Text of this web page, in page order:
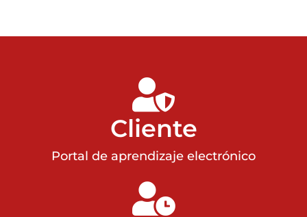
Cliente
Portal de aprendizaje electrónico